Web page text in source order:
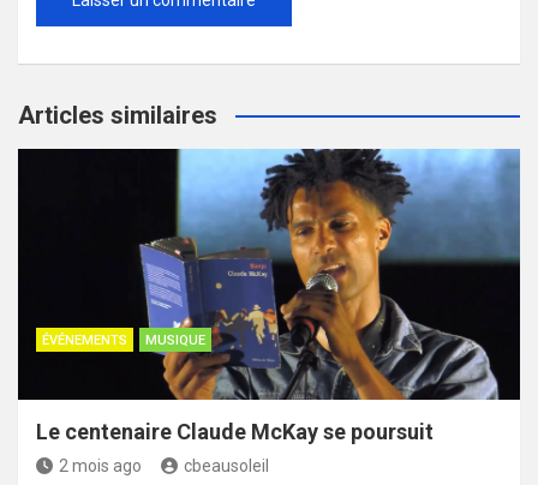
Articles similaires
ÉVÉNEMENTS MUSIQUE
Le centenaire Claude McKay se poursuit
2 mois ago cbeausoleil